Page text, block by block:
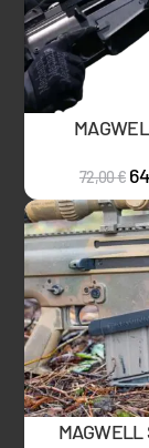
72,00€
MAGWELL